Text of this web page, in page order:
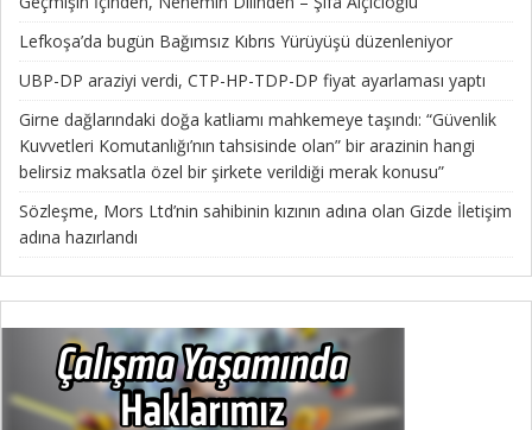
Lefkoşa’da bugün Bağımsız Kıbrıs Yürüyüşü düzenleniyor
UBP-DP araziyi verdi, CTP-HP-TDP-DP fiyat ayarlaması yaptı
Girne dağlarındaki doğa katliamı mahkemeye taşındı: “Güvenlik
Kuvvetleri Komutanlığı’nın tahsisinde olan” bir arazinin hangi
belirsiz maksatla özel bir şirkete verildiği merak konusu”
Sözleşme, Mors Ltd’nin sahibinin kızının adına olan Gizde İletişim
adına hazırlandı